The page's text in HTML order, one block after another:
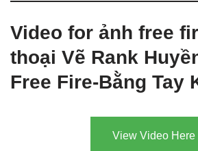
Video for ảnh free
thoại Vẽ Rank
Free Fire-Bằng Tay
View Video Here